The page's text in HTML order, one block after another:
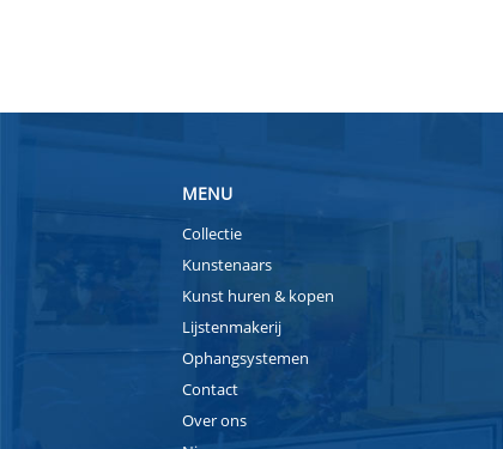
MENU
Collectie
Kunstenaars
Kunst huren & kopen
Lijstenmakerij
Ophangsystemen
Contact
Over ons